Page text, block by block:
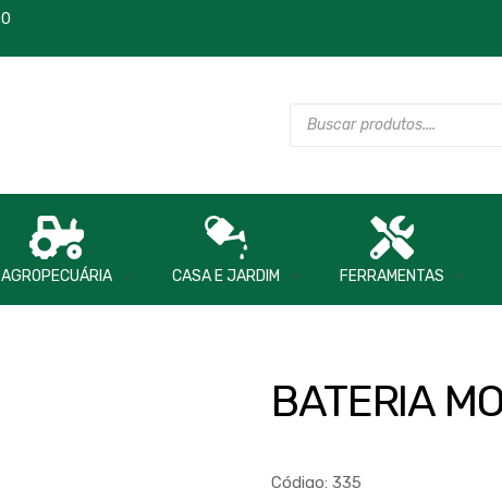
AGROPECUÁRIA CASA E JARDIM FERRAMENTAS
BATERIA
Código: 335